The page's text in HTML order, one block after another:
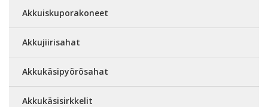
Akkuiskuporakoneet
Akkujiirisahat
Akkukäsipyörösahat
Akkukäsisirkkelit